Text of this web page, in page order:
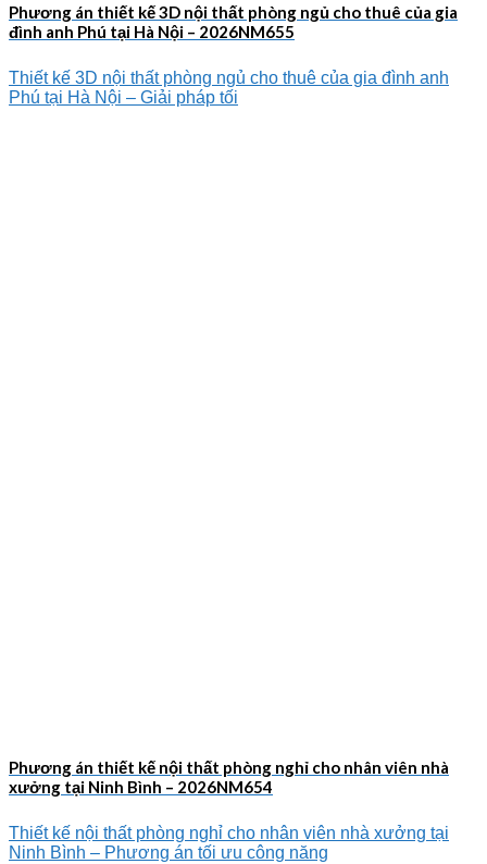
Phương án thiết kế 3D nội thất phòng ngủ cho thuê của gia
đình anh Phú tại Hà Nội – 2026NM655
Thiết kế 3D nội thất phòng ngủ cho thuê của gia đình anh
Phú tại Hà Nội – Giải pháp tối
Phương án thiết kế nội thất phòng nghỉ cho nhân viên nhà
xưởng tại Ninh Bình – 2026NM654
Thiết kế nội thất phòng nghỉ cho nhân viên nhà xưởng tại
Ninh Bình – Phương án tối ưu công năng